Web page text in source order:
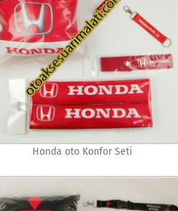
Honda oto Konfor Seti